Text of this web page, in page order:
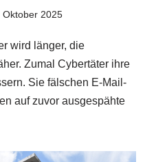
Oktober 2025
wird länger, die
Zumal Cybertäter ihre
Sie fälschen E-Mail-
auf zuvor ausgespähte